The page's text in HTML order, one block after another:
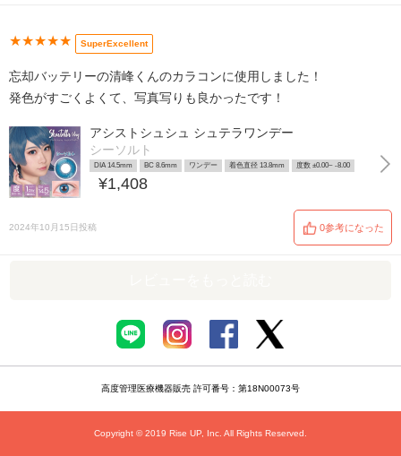
★★★★★ SuperExcellent
忘却バッテリーの清峰くんのカラコンに使用しました！
発色がすごくよくて、写真写りも良かったです！
アシストシュシュ シュテラワンデー
シーソルト
DIA 14.5mm BC 8.6mm ワンデー 着色直径 13.8mm 度数 ±0.00~ -8.00
¥1,408
2024年10月15日投稿 0参考になった
高度管理医療機器販売 許可番号：第18N00073号
Copyright © 2019 Rise UP, Inc. All Rights Reserved.